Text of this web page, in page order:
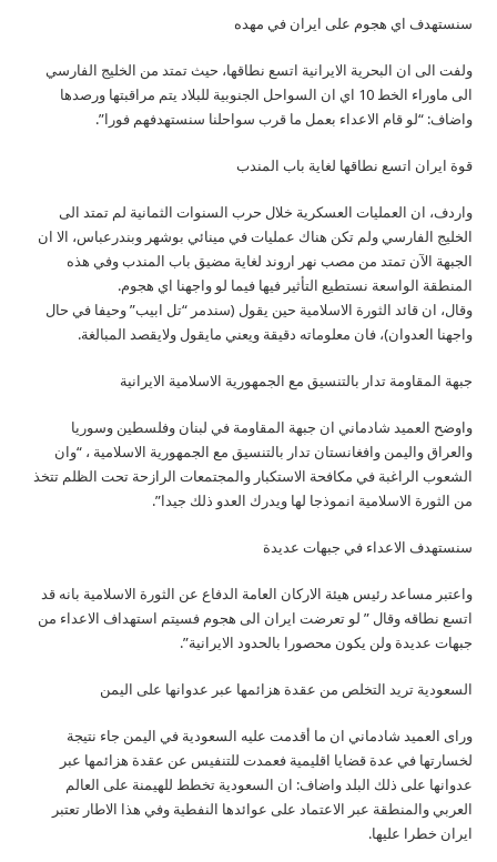
سنستهدف اي هجوم على ايران في مهده
ولفت الى ان البحرية الايرانية اتسع نطاقها، حيث تمتد من الخليج الفارسي
الى ماوراء الخط 10 اي ان السواحل الجنوبية للبلاد يتم مراقبتها ورصدها
واضاف: “لو قام الاعداء بعمل ما قرب سواحلنا سنستهدفهم فورا”.
قوة ايران اتسع نطاقها لغاية باب المندب
واردف، ان العمليات العسكرية خلال حرب السنوات الثمانية لم تمتد الى
الخليج الفارسي ولم تكن هناك عمليات في مينائي بوشهر وبندرعباس، الا ان
الجبهة الآن تمتد من مصب نهر اروند لغاية مضيق باب المندب وفي هذه
المنطقة الواسعة نستطيع التأثير فيها فيما لو واجهنا اي هجوم.
وقال، ان قائد الثورة الاسلامية حين يقول (سندمر “تل ابيب” وحيفا في حال
واجهنا العدوان)، فان معلوماته دقيقة ويعني مايقول ولايقصد المبالغة.
جبهة المقاومة تدار بالتنسيق مع الجمهورية الاسلامية الايرانية
واوضح العميد شادماني ان جبهة المقاومة في لبنان وفلسطين وسوريا
والعراق واليمن وافغانستان تدار بالتنسيق مع الجمهورية الاسلامية ، “وان
الشعوب الراغبة في مكافحة الاستكبار والمجتمعات الرازحة تحت الظلم تتخذ
من الثورة الاسلامية انموذجا لها ويدرك العدو ذلك جيدا”.
سنستهدف الاعداء في جبهات عديدة
واعتبر مساعد رئيس هيئة الاركان العامة الدفاع عن الثورة الاسلامية بانه قد
اتسع نطاقه وقال ” لو تعرضت ايران الى هجوم فسيتم استهداف الاعداء من
جبهات عديدة ولن يكون محصورا بالحدود الايرانية”.
السعودية تريد التخلص من عقدة هزائمها عبر عدوانها على اليمن
وراى العميد شادماني ان ما أقدمت عليه السعودية في اليمن جاء نتيجة
لخسارتها في عدة قضايا اقليمية فعمدت للتنفيس عن عقدة هزائمها عبر
عدوانها على ذلك البلد واضاف: ان السعودية تخطط للهيمنة على العالم
العربي والمنطقة عبر الاعتماد على عوائدها النفطية وفي هذا الاطار تعتبر
ايران خطرا عليها.